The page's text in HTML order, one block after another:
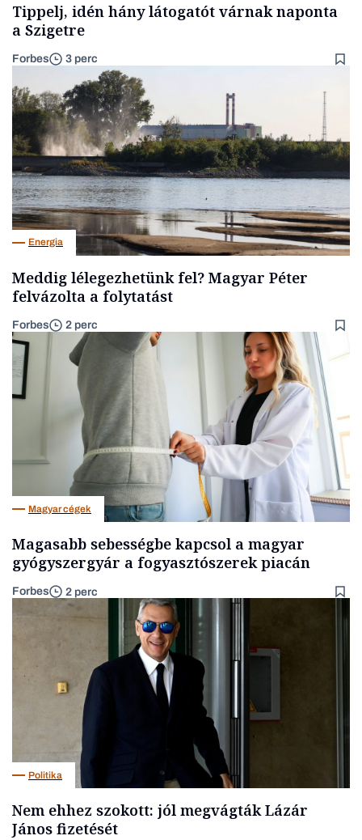
Tippelj, idén hány látogatót várnak naponta
a Szigetre
Forbes 3 perc
Energia
Meddig lélegezhetünk fel? Magyar Péter
felvázolta a folytatást
Forbes 2 perc
Magyar cégek
Magasabb sebességbe kapcsol a magyar
gyógyszergyár a fogyasztószerek piacán
Forbes 2 perc
Politika
Nem ehhez szokott: jól megvágták Lázár
János fizetését